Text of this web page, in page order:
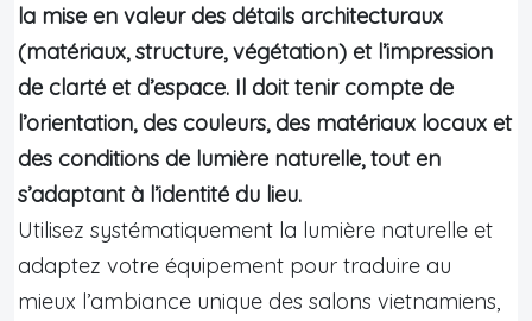
la mise en valeur des détails architecturaux
(matériaux, structure, végétation) et l’impression
de clarté et d’espace. Il doit tenir compte de
l’orientation, des couleurs, des matériaux locaux et
des conditions de lumière naturelle, tout en
s’adaptant à l’identité du lieu.
Utilisez systématiquement la lumière naturelle et
adaptez votre équipement pour traduire au
mieux l’ambiance unique des salons vietnamiens,